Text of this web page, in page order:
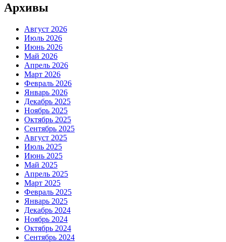
Архивы
Август 2026
Июль 2026
Июнь 2026
Май 2026
Апрель 2026
Март 2026
Февраль 2026
Январь 2026
Декабрь 2025
Ноябрь 2025
Октябрь 2025
Сентябрь 2025
Август 2025
Июль 2025
Июнь 2025
Май 2025
Апрель 2025
Март 2025
Февраль 2025
Январь 2025
Декабрь 2024
Ноябрь 2024
Октябрь 2024
Сентябрь 2024